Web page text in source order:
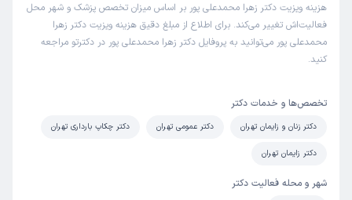
هزینه ویزیت دکتر زهرا محمدعلی پور بر اساس میزان تخصص پزشک و شهر محل
فعالیت‌اش تغییر می‌کند. برای اطلاع از مبلغ دقیق هزینه ویزیت دکتر زهرا
محمدعلی پور می‌توانید به پروفایل دکتر زهرا محمدعلی پور در دکترتو مراجعه
کنید.
تخصص‌ها و خدمات دکتر
دکتر زنان و زایمان تهران دکتر عمومی تهران دکتر چکاپ بارداری تهران
دکتر زایمان تهران
شهر و محله فعالیت دکتر